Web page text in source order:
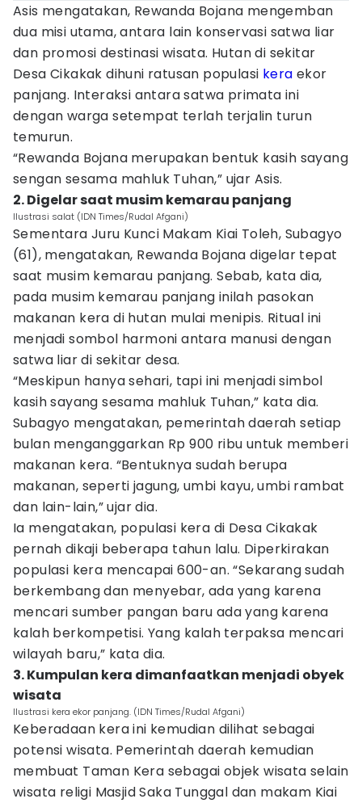
Asis mengatakan, Rewanda Bojana mengemban
dua misi utama, antara lain konservasi satwa liar
dan promosi destinasi wisata. Hutan di sekitar
Desa Cikakak dihuni ratusan populasi kera ekor
panjang. Interaksi antara satwa primata ini
dengan warga setempat terlah terjalin turun
temurun.
“Rewanda Bojana merupakan bentuk kasih sayang
sengan sesama mahluk Tuhan,” ujar Asis.
2. Digelar saat musim kemarau panjang
Ilustrasi salat (IDN Times/Rudal Afgani)
Sementara Juru Kunci Makam Kiai Toleh, Subagyo
(61), mengatakan, Rewanda Bojana digelar tepat
saat musim kemarau panjang. Sebab, kata dia,
pada musim kemarau panjang inilah pasokan
makanan kera di hutan mulai menipis. Ritual ini
menjadi sombol harmoni antara manusi dengan
satwa liar di sekitar desa.
“Meskipun hanya sehari, tapi ini menjadi simbol
kasih sayang sesama mahluk Tuhan,” kata dia.
Subagyo mengatakan, pemerintah daerah setiap
bulan menganggarkan Rp 900 ribu untuk memberi
makanan kera. “Bentuknya sudah berupa
makanan, seperti jagung, umbi kayu, umbi rambat
dan lain-lain,” ujar dia.
Ia mengatakan, populasi kera di Desa Cikakak
pernah dikaji beberapa tahun lalu. Diperkirakan
populasi kera mencapai 600-an. “Sekarang sudah
berkembang dan menyebar, ada yang karena
mencari sumber pangan baru ada yang karena
kalah berkompetisi. Yang kalah terpaksa mencari
wilayah baru,” kata dia.
3. Kumpulan kera dimanfaatkan menjadi obyek
wisata
Ilustrasi kera ekor panjang. (IDN Times/Rudal Afgani)
Keberadaan kera ini kemudian dilihat sebagai
potensi wisata. Pemerintah daerah kemudian
membuat Taman Kera sebagai objek wisata selain
wisata religi Masjid Saka Tunggal dan makam Kiai